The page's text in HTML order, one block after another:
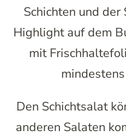
Schichten und
Highlight auf dem
mit
Den Schichtsalat
anderen Salaten